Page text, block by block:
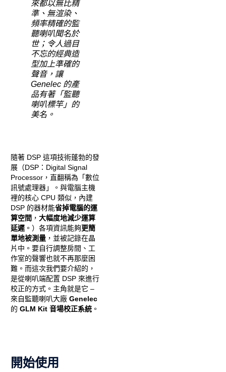
來都以無比精
準、無渲染、
頻率精確的監
聽喇叭聞名於
世；令人過目
不忘的經典造
型加上準確的
聲音，讓
Genelec 的產
品有著「監聽
喇叭標竿」的
美名。
隨著 DSP 這項技術蓬勃的發
展（DSP：Digital Signal
Processor，直翻稱為「數位
訊號處理器」。與電腦主機
裡的核心 CPU 類似，內建
DSP 的器材能省掉電腦的運
算空間 ， 大幅度地減少運算
延遲。）各項資訊能夠更簡
單地被測量，並被記錄在晶
片中。要自行調整房間、工
作室的聲響也就不再那麼困
難。而這次我們要介紹的，
是從喇叭端配置 DSP 來進行
校正的方式。主角就是它 –
來自監聽喇叭大廠 Genelec
的 GLM Kit 音場校正系統。
開始使用